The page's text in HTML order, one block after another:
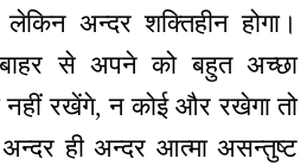
अन्दर शक्तिहीन होगा।
बाहर से अपने को बहुत अच्छा
नहीं रखेंगे, न कोई और रखेगा तो
ही अन्दर आत्मा असन्तुष्ट